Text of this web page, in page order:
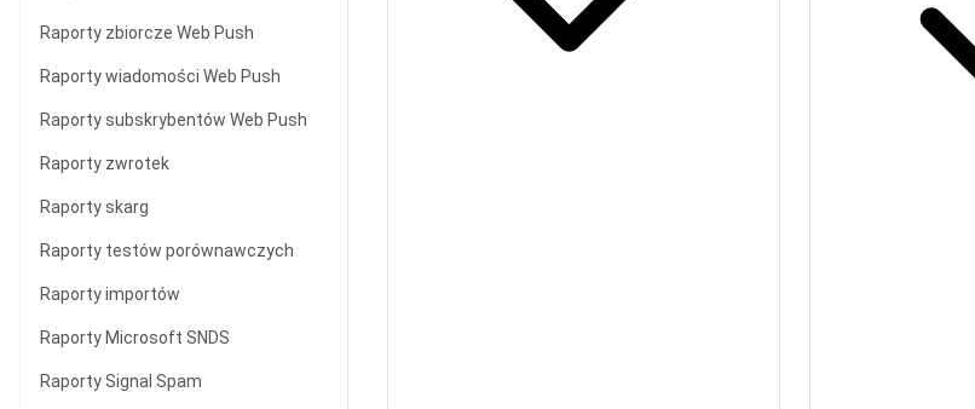
Raporty zbiorcze Web Push
Raporty wiadomości Web Push
Raporty subskrybentów Web Push
Raporty zwrotek
Raporty skarg
Raporty testów porównawczych
Raporty importów
Raporty Microsoft SNDS
Raporty Signal Spam